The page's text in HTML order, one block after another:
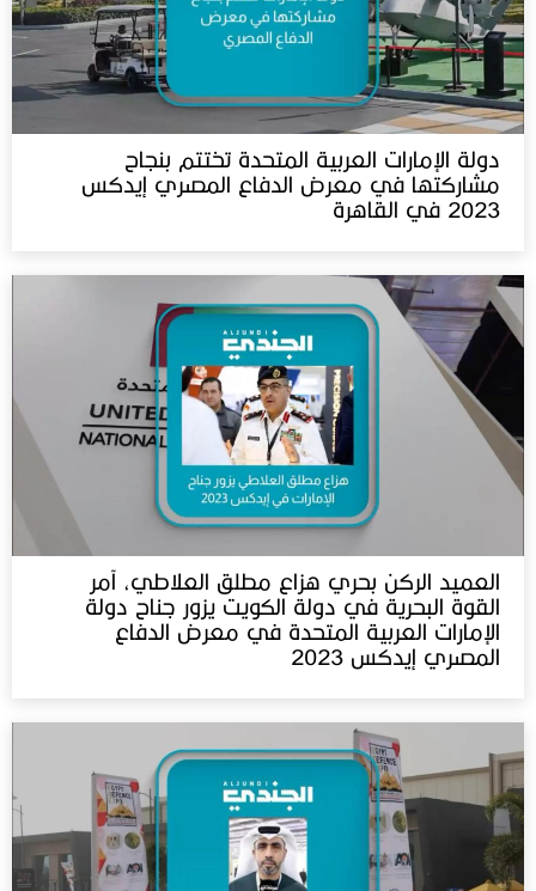
دولة الإمارات العربية المتحدة تختتم بنجاح
مشاركتها في معرض الدفاع المصري إيدكس
2023 في القاهرة
العميد الركن بحري هزاع مطلق العلاطي، آمر
القوة البحرية في دولة الكويت يزور جناح دولة
الإمارات العربية المتحدة في معرض الدفاع
المصري إيدكس 2023